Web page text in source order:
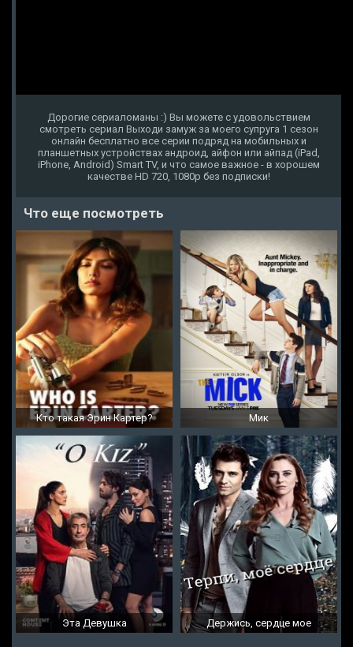
Дорогие сериаломаны :) Вы можете с удовольствием
смотреть сериал Выходи замуж за моего супруга 1 сезон
онлайн бесплатно все серии подряд на мобильных и
планшетных устройствах андроид, айфон или айпад (iPad,
iPhone, Android) Smart TV, и что самое важное - в хорошем
качестве HD 720, 1080p без подписки!
Что еще посмотреть
Кто такая Эрин Картер? Мик
Эта Девушка Держись, сердце мое